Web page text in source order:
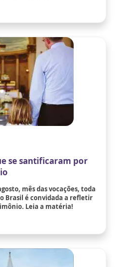
se santificaram por
mês das vocações, toda
Brasil é convidada a refletir
Leia a matéria!